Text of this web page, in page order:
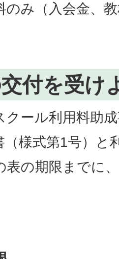
のみ（入会金、
付を受け
クール利用料助
（様式第1号）と
表の期限までに